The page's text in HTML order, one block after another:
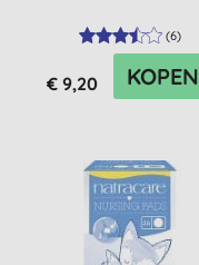
(6)
€ 9,20 KOPEN